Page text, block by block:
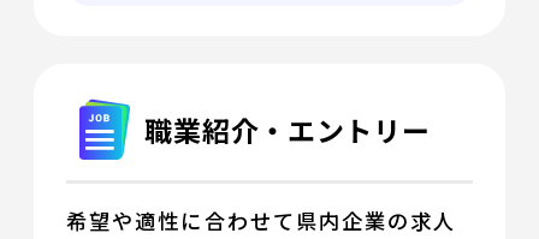
職業紹介・エントリー
希望や適性に合わせて県内企業の求人